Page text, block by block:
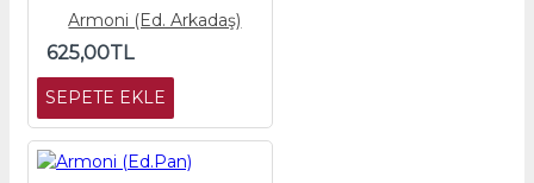
Armoni (Ed. Arkadaş)
625,00TL
SEPETE EKLE